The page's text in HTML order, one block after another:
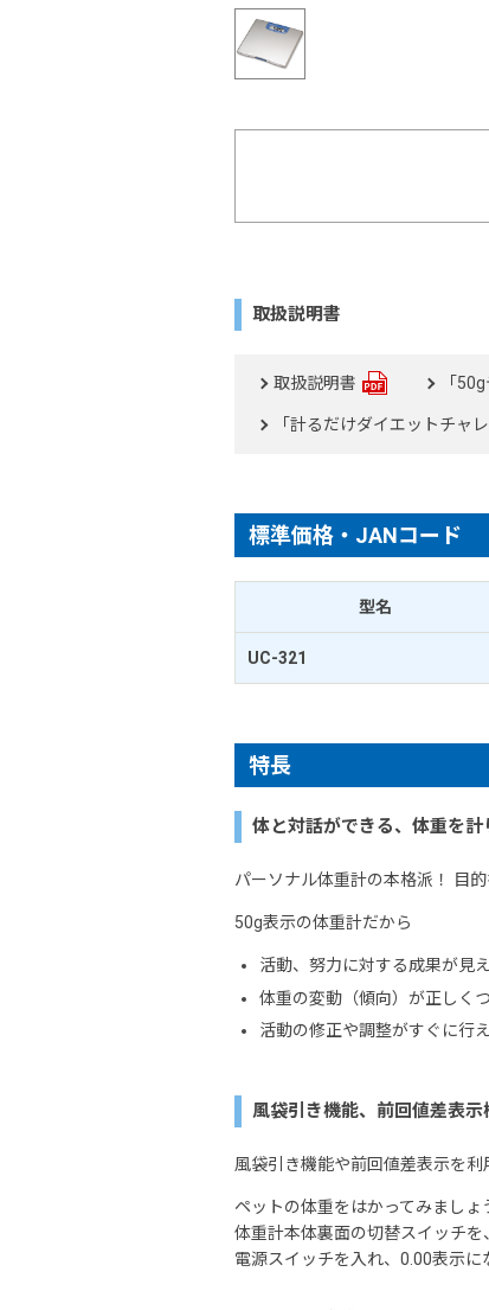
取扱説明書
取扱説明書 「
「計るだけダイエットチャ
標準価格・JANコード
型名
UC-321
特長
体と対話ができる、体重を
パーソナル体重計の本格派！ 目
50g表示の体重計だから
活動、努力に対する成果が見
体重の変動（傾向）が正しく
活動の修正や調整がすぐに行
風袋引き機能、前回値差表示
風袋引き機能や前回値差表示を利
ペットの体重をはかってみましょ
体重計本体裏面の切替スイッチを
電源スイッチを入れ、0.00表示に